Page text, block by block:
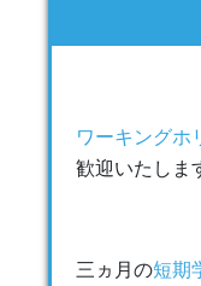
ワーキングホ
歓迎いたしま
三ヵ月の短期